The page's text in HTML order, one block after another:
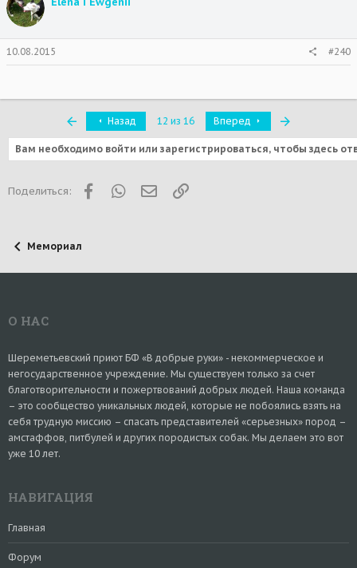
10.08.2015 #240
ПервыйНазад 12 из 16 Вперед
Вам необходимо войти или зарегистрироваться, чтобы здесь
Поделиться: FacebookWhatsAppЭлектронная почта
Ссылка
Мемориал
О НАС
Шереметьевский приют БФ «В добрые руки» - некоммерческое и
негосударственное учреждение. Мы существуем только за счет
благотворительности и пожертвований добрых людей. Наша команда
– это сообщество уникальных людей, которые не побоялись взять на
себя трудную миссию – спасать представителей «серьезных» пород –
амстаффов, питбулей и других породистых собак. Мы делаем это вот
уже 10 лет.
НАВИГАЦИЯ
Главная
Форум